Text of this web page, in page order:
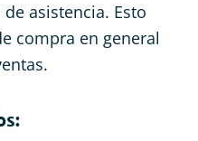
asistencia. Esto
compra en general